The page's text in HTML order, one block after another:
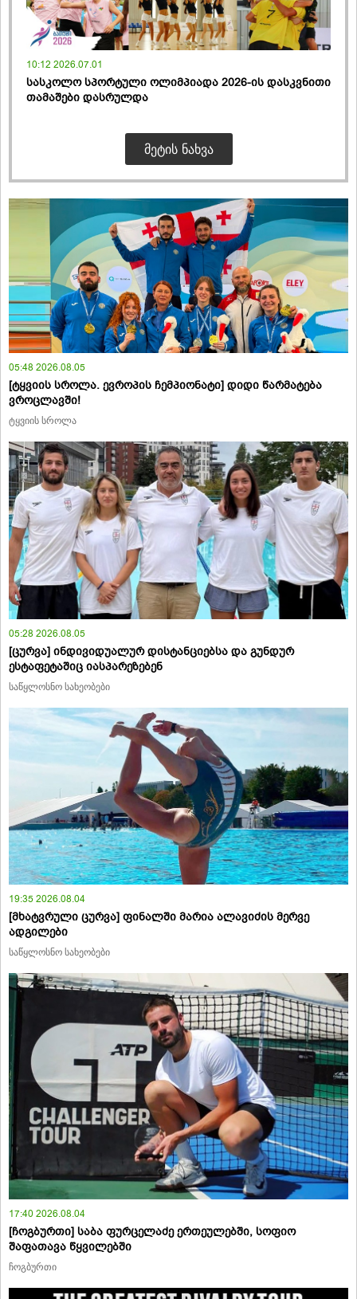
10:12 2026.07.01
სასკოლო სპორტული ოლიმპიადა 2026-ის დასკვნითი
თამაშები დასრულდა
ᲛᲔᲢᲘᲡ ᲜᲐᲮᲕᲐ
05:48 2026.08.05
[ტყვიის სროლა. ევროპის ჩემპიონატი] დიდი წარმატება
ვროცლავში!
ტყვიის სროლა
05:28 2026.08.05
[ცურვა] ინდივიდუალურ დისტანციებსა და გუნდურ
ესტაფეტაშიც იასპარეზებენ
საწყლოსნო სახეობები
19:35 2026.08.04
[მხატვრული ცურვა] ფინალში მარია ალავიძის მერვე
ადგილები
საწყლოსნო სახეობები
17:40 2026.08.04
[ჩოგბურთი] საბა ფურცელაძე ერთეულებში, სოფიო
შაფათავა წყვილებში
ჩოგბურთი